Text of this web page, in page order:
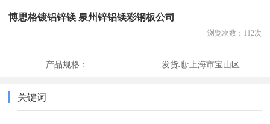
博思格镀铝锌镁 泉州锌铝镁彩钢板公司
浏览次数： 112次
产品规格： 发货地: 上海市宝山区
关键词